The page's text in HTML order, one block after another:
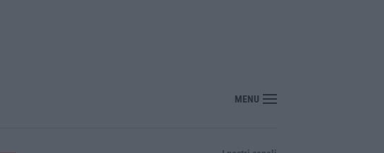
La rivista “America Journals” celebra lo stilista Anton Giulio Grande
MENU